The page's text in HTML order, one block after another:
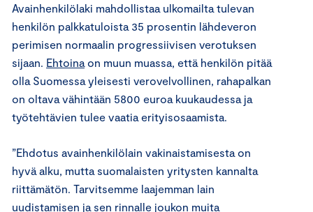
Avainhenkilölaki mahdollistaa ulkomailta tulevan
henkilön palkkatuloista 35 prosentin lähdeveron
perimisen normaalin progressiivisen verotuksen
sijaan. Ehtoina on muun muassa, että henkilön pitää
olla Suomessa yleisesti verovelvollinen, rahapalkan
on oltava vähintään 5800 euroa kuukaudessa ja
työtehtävien tulee vaatia erityisosaamista.
”Ehdotus avainhenkilölain vakinaistamisesta on
hyvä alku, mutta suomalaisten yritysten kannalta
riittämätön. Tarvitsemme laajemman lain
uudistamisen ja sen rinnalle joukon muita